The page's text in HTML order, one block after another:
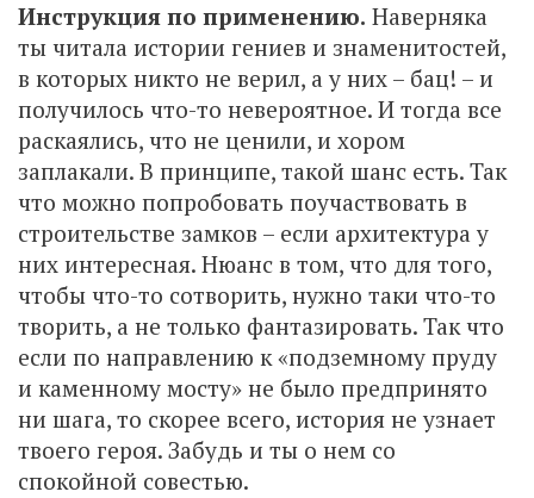
Инструкция по применению. Наверняка
ты читала истории гениев и знаменитостей,
в которых никто не верил, а у них – бац! – и
получилось что-то невероятное. И тогда все
раскаялись, что не ценили, и хором
заплакали. В принципе, такой шанс есть. Так
что можно попробовать поучаствовать в
строительстве замков – если архитектура у
них интересная. Нюанс в том, что для того,
чтобы что-то сотворить, нужно таки что-то
творить, а не только фантазировать. Так что
если по направлению к «подземному пруду
и каменному мосту» не было предпринято
ни шага, то скорее всего, история не узнает
твоего героя. Забудь и ты о нем со
спокойной совестью.